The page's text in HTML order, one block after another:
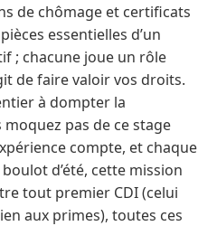
de chômage et certificats
essentielles d’un
; chacune joue un rôle
de faire valoir vos droits.
à dompter la
pas de ce stage
compte, et chaque
d’été, cette mission
tout premier CDI (celui
aux primes), toutes ces